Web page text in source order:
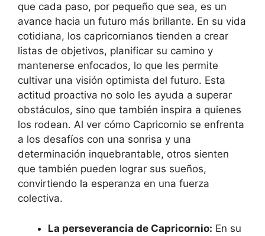
que cada paso, por pequeño que sea, es un
avance hacia un futuro más brillante. En su vida
cotidiana, los capricornianos tienden a crear
listas de objetivos, planificar su camino y
mantenerse enfocados, lo que les permite
cultivar una visión optimista del futuro. Esta
actitud proactiva no solo les ayuda a superar
obstáculos, sino que también inspira a quienes
los rodean. Al ver cómo Capricornio se enfrenta
a los desafíos con una sonrisa y una
determinación inquebrantable, otros sienten
que también pueden lograr sus sueños,
convirtiendo la esperanza en una fuerza
colectiva.
La perseverancia de Capricornio: En su